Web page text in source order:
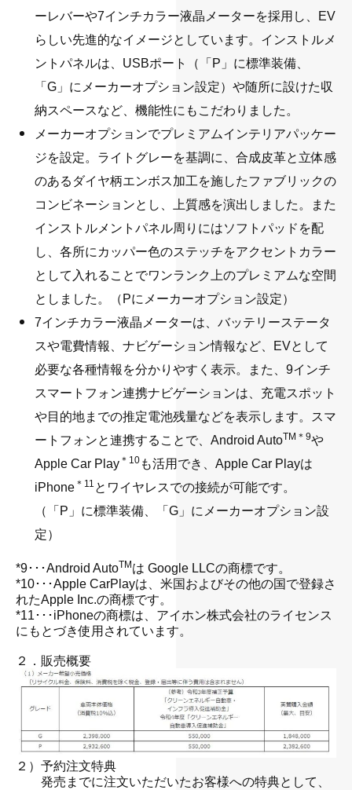
ーレバーや7インチカラー液晶メーターを採用し、EV
らしい先進的なイメージとしています。インストルメ
ントパネルは、USBポート（「P」に標準装備、
「G」にメーカーオプション設定）や随所に設けた収
納スペースなど、機能性にもこだわりました。
メーカーオプションでプレミアムインテリアパッケー
ジを設定。ライトグレーを基調に、合成皮革と立体感
のあるダイヤ柄エンボス加工を施したファブリックの
コンビネーションとし、上質感を演出しました。また
インストルメントパネル周りにはソフトパッドを配
し、各所にカッパー色のステッチをアクセントカラー
として入れることでワンランク上のプレミアムな空間
としました。（Pにメーカーオプション設定）
7インチカラー液晶メーターは、バッテリーステータ
スや電費情報、ナビゲーション情報など、EVとして
必要な各種情報を分かりやすく表示。また、9インチ
スマートフォン連携ナビゲーションは、充電スポット
や目的地までの推定電池残量などを表示します。スマ
ートフォンと連携することで、Android AutoTM＊9や
Apple Car Play ＊10 も活用でき、Apple Car Playは
iPhone ＊11 とワイヤレスでの接続が可能です。
（「P」に標準装備、「G」にメーカーオプション設
定）
*9･･･Android AutoTMは Google LLCの商標です。
*10･･･Apple CarPlayは、米国およびその他の国で登録さ
れたApple Inc.の商標です。
*11･･･iPhoneの商標は、アイホン株式会社のライセンス
にもとづき使用されています。
２．販売概要
２）予約注文特典
発売までに注文いただいたお客様への特典として、